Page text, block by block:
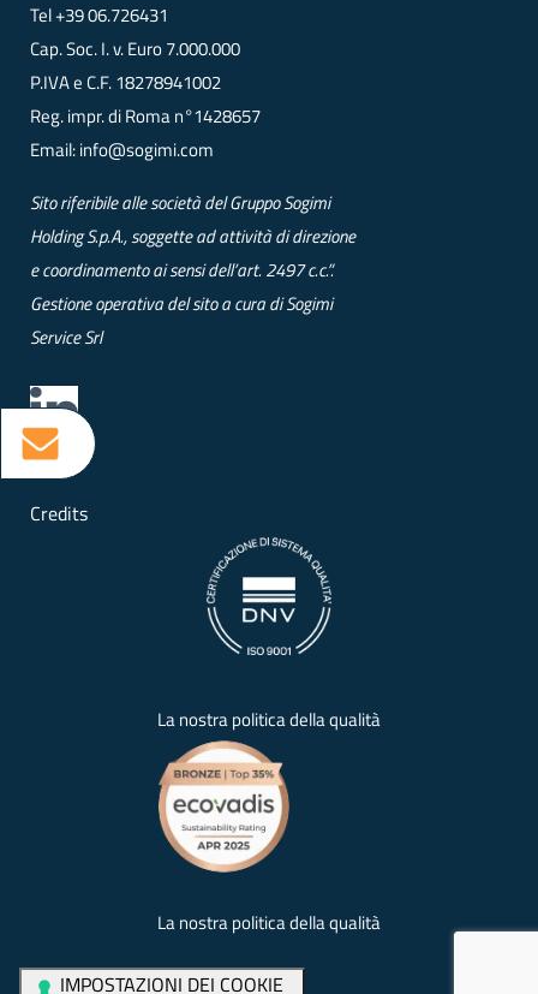
Tel+39 06.726431
Cap. Soc. I. v. Euro 7.000.000
P.IVA e C.F. 18278941002
Reg. impr. di Roma n°1428657
Email:info@sogimi.com
Sito riferibile alle società del Gruppo Sogimi
Holding S.p.A., soggette ad attività di direzione
e coordinamento ai sensi dell’art. 2497 c.c.”.
Gestione operativa del sito a cura di Sogimi
Service Srl
Credits
La nostra politica della qualità
La nostra politica della qualità